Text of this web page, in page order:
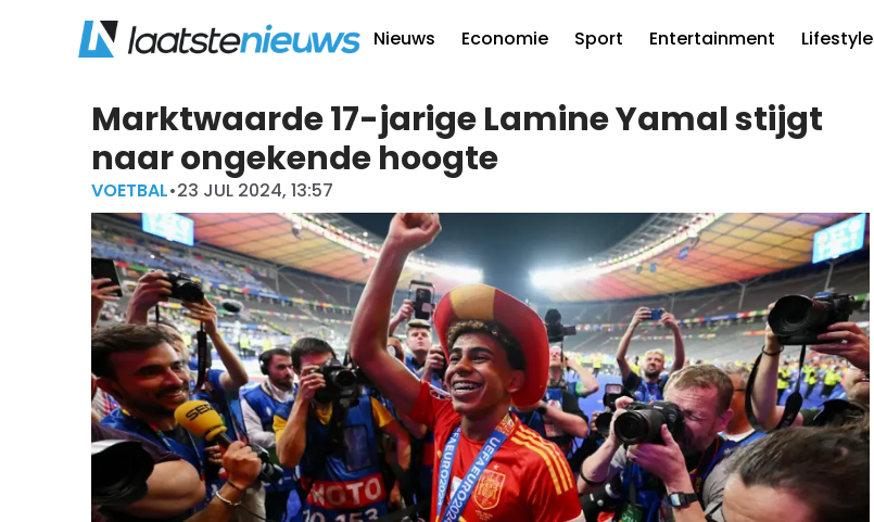
Nieuws Economie Sport Entertainment Lifestyle
Marktwaarde 17-jarige Lamine Yamal stijgt
naar ongekende hoogte
VOETBAL•23 JUL 2024, 13:57